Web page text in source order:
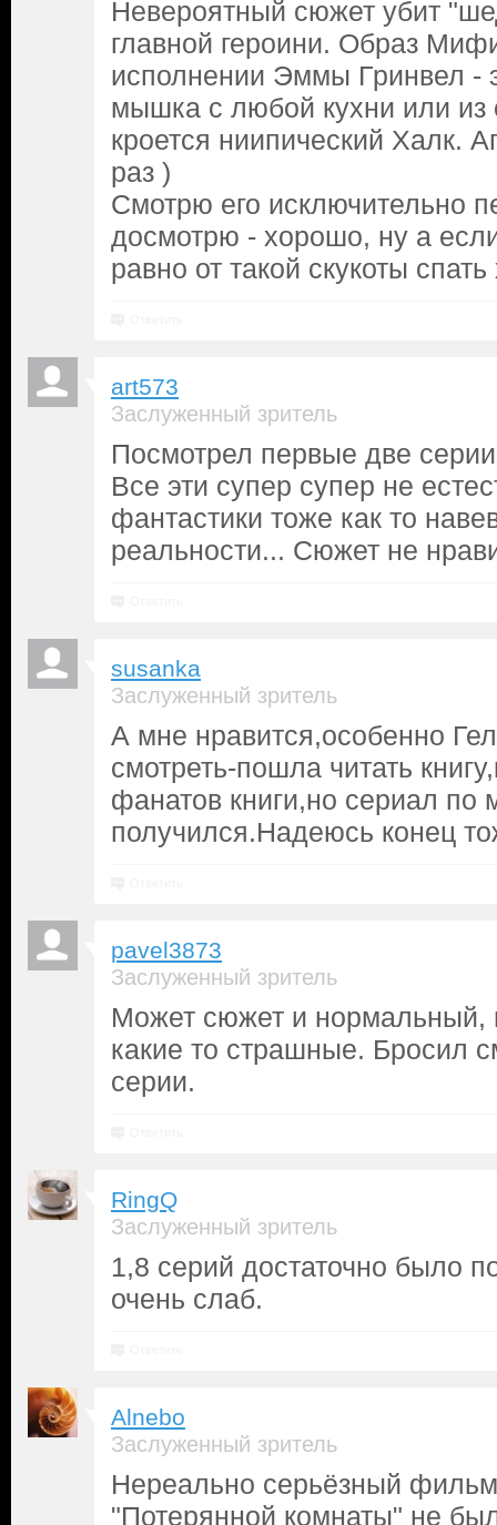
Невероятный сюжет убит
главной героини. Образ
исполнении Эммы Гринвел -
мышка с любой кухни или из
кроется ниипический Халк.
раз )
Смотрю его исключительно
досмотрю - хорошо, ну а
равно от такой скукоты
art573
Заслуженный зритель
Посмотрел первые две
Все эти супер супер не
фантастики тоже как то
реальности... Сюжет не
susanka
Заслуженный зритель
А мне нравится,особенно
смотреть-пошла читать
фанатов книги,но сериал по
получился.Надеюсь конец
pavel3873
Заслуженный зритель
Может сюжет и нормальный,
какие то страшные. Бросил
серии.
RingQ
Заслуженный зритель
1,8 серий достаточно было
очень слаб.
Alnebo
Заслуженный зритель
Нереально серьёзный
"Потерянной комнаты" не